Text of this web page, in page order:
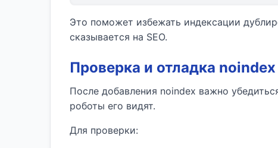
Это поможет избежать индексации
сказывается на SEO.
Проверка и отладка noindex
После добавления noindex важно
роботы его видят.
Для проверки: